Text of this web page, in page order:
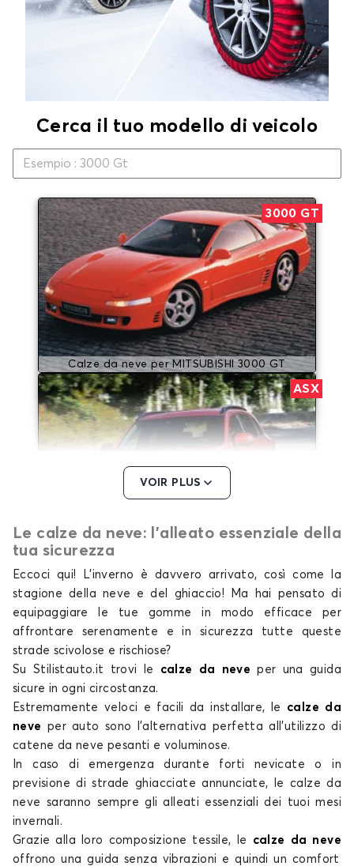
Cerca il tuo modello di veicolo
3000 GT
Calze da neve per MITSUBISHI 3000 GT
ASX
Calze da neve per MITSUBISHI ASX
Calze da neve per MITSUBISHI COLT
ECLIPSE CROSS
VOIR PLUS
Le calze da neve: l'alleato essenziale della
tua sicurezza
Eccoci qui! L’inverno è davvero arrivato, così come la
stagione della neve e del ghiaccio! Ma hai pensato di
equipaggiare le tue gomme in modo efficace per
affrontare serenamente e in sicurezza tutte queste
strade scivolose e rischiose?
Su Stilistauto.it trovi le calze da neveper una guida
sicure in ogni circostanza.
Estremamente veloci e facili da installare,
le calze da
neve per auto sono l'alternativa perfetta all'utilizzo di
catene da neve pesanti e voluminose.
In caso di emergenza durante forti nevicate o in
previsione di strade ghiacciate annunciate, le calze da
neve saranno sempre gli alleati essenziali dei tuoi mesi
invernali.
Grazie alla loro composizione tessile, le calze da neve
offrono una guida senza vibrazioni e quindi un comfort